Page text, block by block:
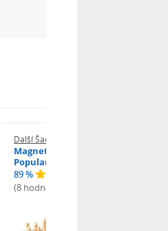
Další Šachy
Magnetické šachy
Popular
89 %
(8 hodnocení)